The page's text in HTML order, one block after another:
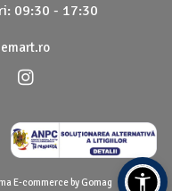
09:30 - 17:30
E-commerce by Gomag